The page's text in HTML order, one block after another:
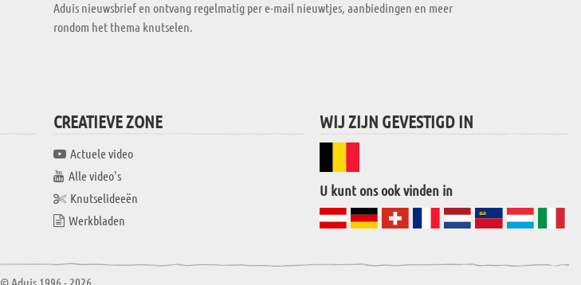
Aduis nieuwsbrief en ontvang regelmatig per e-mail nieuwtjes, aanbiedingen en meer
rondom het thema knutselen.
CREATIEVE ZONE
Actuele video
Alle video's
Knutselideeën
Werkbladen
WIJ ZIJN GEVESTIGD IN
U kunt ons ook vinden in